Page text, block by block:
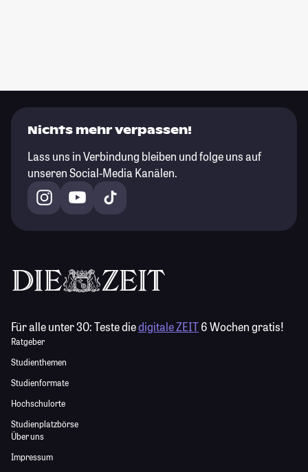
Nichts mehr verpassen!
Lass uns in Verbindung bleiben und folge uns auf
unseren Social-Media Kanälen.
Für alle unter 30:Teste diedigitale ZEIT6 Wochen gratis!
Ratgeber
Studienthemen
Studienformate
Hochschulorte
Studienplatzbörse
Über uns
Impressum